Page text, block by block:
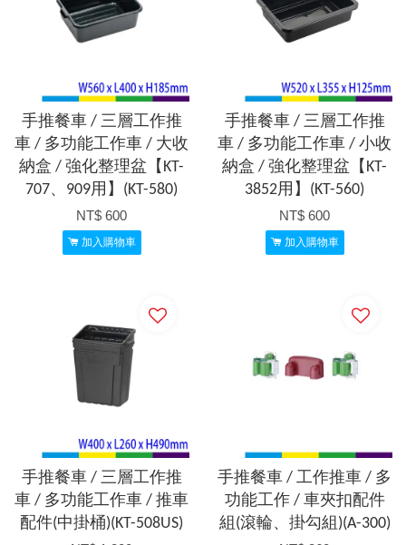
手推餐車 / 三層工作推
車 / 多功能工作車 / 大收
納盒 / 強化整理盆【KT-
707、909用】(KT-580)
NT$ 600
加入購物車
手推餐車 / 三層工作推
車 / 多功能工作車 / 小收
納盒 / 強化整理盆【KT-
3852用】(KT-560)
NT$ 600
加入購物車
手推餐車 / 三層工作推
車 / 多功能工作車 / 推車
配件(中掛桶)(KT-508US)
手推餐車 / 工作推車 / 多
功能工作 / 車夾扣配件
組(滾輪、掛勾組)(A-300)